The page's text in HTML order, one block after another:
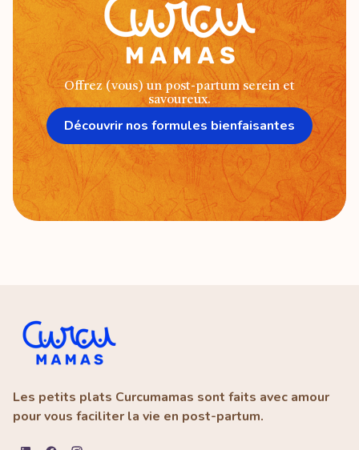
Offrez (vous) un post-partum serein et
savoureux.
Découvrir nos formules bienfaisantes
Les petits plats Curcumamas sont faits avec amour
pour vous faciliter la vie en post-partum.